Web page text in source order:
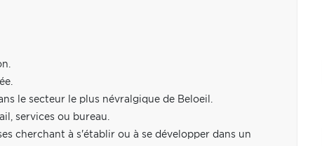
le secteur le plus névralgique de Beloeil.
services ou bureau.
cherchant à s'établir ou à se développer dans un